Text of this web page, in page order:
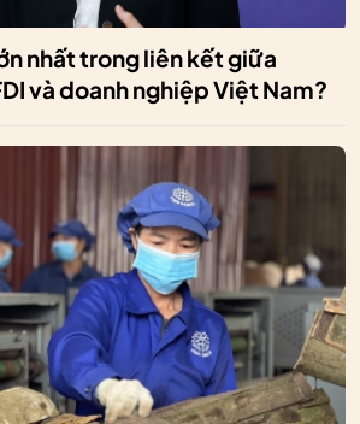
nhất trong liên kết giữa
và doanh nghiệp Việt Nam?